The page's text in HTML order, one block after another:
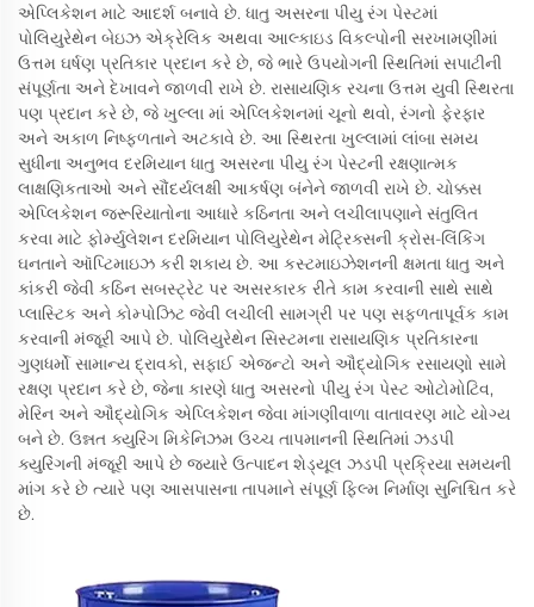
એપ્લિકેશન માટે આદર્શ બનાવે છે. ધાતુ અસરના પીયુ રંગ પેસ્ટમાં
પોલિયુરેથેન બેઇઝ એક્રેલિક અથવા આલ્કાઇડ વિકલ્પોની સરખામણીમાં
ઉત્તમ ઘર્ષણ પ્રતિકાર પ્રદાન કરે છે, જે ભારે ઉપયોગની સ્થિતિમાં સપાટીની
સંપૂર્ણતા અને દેખાવને જાળવી રાખે છે. રાસાયણિક રચના ઉત્તમ યુવી સ્થિરતા
પણ પ્રદાન કરે છે, જે ખુલ્લા માં એપ્લિકેશનમાં ચૂનો થવો, રંગનો ફેરફાર
અને અકાળ નિષ્ફળતાને અટકાવે છે. આ સ્થિરતા ખુલ્લામાં લાંબા સમય
સુધીના અનુભવ દરમિયાન ધાતુ અસરના પીયુ રંગ પેસ્ટની રક્ષણાત્મક
લાક્ષણિકતાઓ અને સૌંદર્યલક્ષી આકર્ષણ બંનેને જાળવી રાખે છે. ચોક્કસ
એપ્લિકેશન જરૂરિયાતોના આધારે કઠિનતા અને લચીલાપણાને સંતુલિત
કરવા માટે ફોર્મ્યુલેશન દરમિયાન પોલિયુરેથેન મેટ્રિક્સની ક્રોસ-લિંકિંગ
ઘનતાને ઑપ્ટિમાઇઝ કરી શકાય છે. આ કસ્ટમાઇઝેશનની ક્ષમતા ધાતુ અને
કાંકરી જેવી કઠિન સબસ્ટ્રેટ પર અસરકારક રીતે કામ કરવાની સાથે સાથે
પ્લાસ્ટિક અને કોમ્પોઝિટ જેવી લચીલી સામગ્રી પર પણ સફળતાપૂર્વક કામ
કરવાની મંજૂરી આપે છે. પોલિયુરેથેન સિસ્ટમના રાસાયણિક પ્રતિકારના
ગુણધર્મો સામાન્ય દ્રાવકો, સફાઈ એજન્ટો અને ઔદ્યોગિક રસાયણો સામે
રક્ષણ પ્રદાન કરે છે, જેના કારણે ધાતુ અસરનો પીયુ રંગ પેસ્ટ ઓટોમોટિવ,
મેરિન અને ઔદ્યોગિક એપ્લિકેશન જેવા માંગણીવાળા વાતાવરણ માટે યોગ્ય
બને છે. ઉન્નત ક્યુરિંગ મિકેનિઝમ ઉચ્ચ તાપમાનની સ્થિતિમાં ઝડપી
ક્યુરિંગની મંજૂરી આપે છે જ્યારે ઉત્પાદન શેડ્યૂલ ઝડપી પ્રક્રિયા સમયની
માંગ કરે છે ત્યારે પણ આસપાસના તાપમાને સંપૂર્ણ ફિલ્મ નિર્માણ સુનિશ્ચિત કરે
છે.